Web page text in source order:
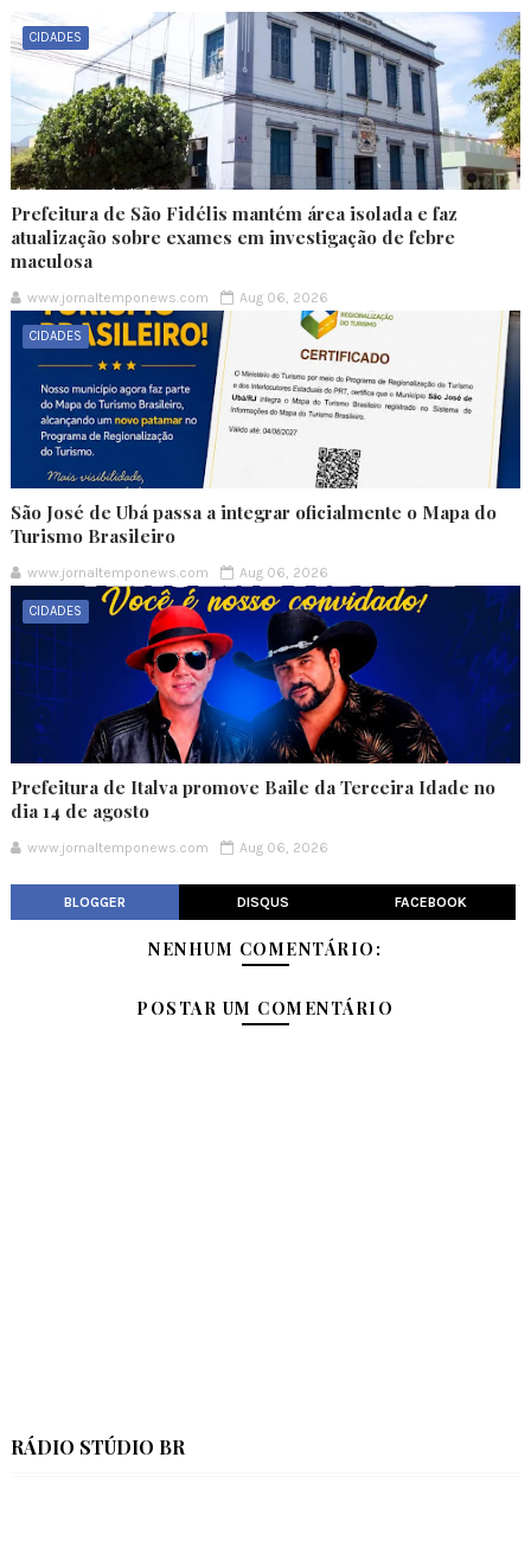
CIDADES
Prefeitura de São Fidélis mantém área isolada e faz
atualização sobre exames em investigação de febre
maculosa
www.jornaltemponews.com Aug 06, 2026
CIDADES
São José de Ubá passa a integrar oficialmente o Mapa do
Turismo Brasileiro
www.jornaltemponews.com Aug 06, 2026
CIDADES
Prefeitura de Italva promove Baile da Terceira Idade no
dia 14 de agosto
www.jornaltemponews.com Aug 06, 2026
BLOGGER DISQUS FACEBOOK
NENHUM COMENTÁRIO:
POSTAR UM COMENTÁRIO
RÁDIO STÚDIO BR